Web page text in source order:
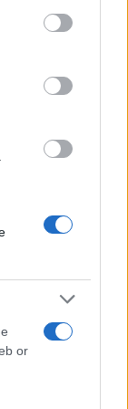
may click to
party tags to
below Google
or
του
Λαμπράκης,
ο
την πρώην
ενός
Προ λίγου